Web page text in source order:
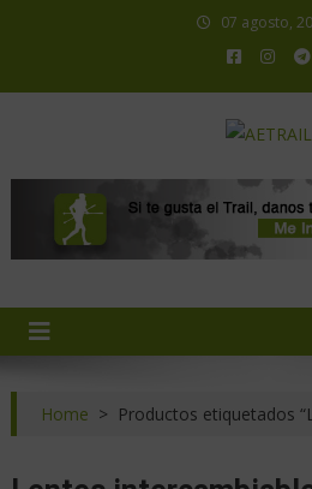
07 agosto,
Home > Productos etiquetados